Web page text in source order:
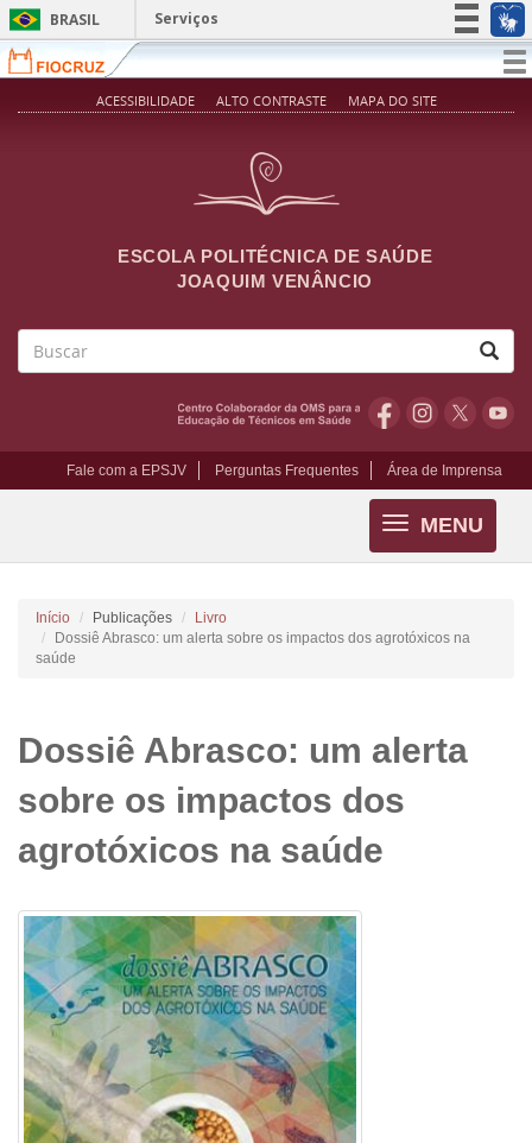
Pular para o conteúdo principal
BRASIL
Serviços
Simplifique!
Participe
ACESSIBILIDADE ALTO CONTRASTE MAPA DO SITE
ESCOLA POLITÉCNICA DE SAÚDE
JOAQUIM VENÂNCIO
Fale com a EPSJV Perguntas Frequentes Área de Imprensa
MENU
Toggle
navigation
Início Publicações
Livro
Dossiê Abrasco: um alerta sobre os impactos dos agrotóxicos na
saúde
Dossiê Abrasco: um alerta
sobre os impactos dos
agrotóxicos na saúde